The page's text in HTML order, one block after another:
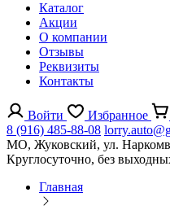
Каталог
Акции
О компании
Отзывы
Реквизиты
Контакты
Войти Избранное
8 (916) 485-88-08
МО, Жуковский, ул.
Круглосуточно, без
Главная